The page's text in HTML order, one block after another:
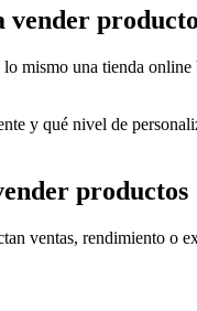
vender
mismo una tienda
y qué nivel de
productos
ventas, rendimiento o